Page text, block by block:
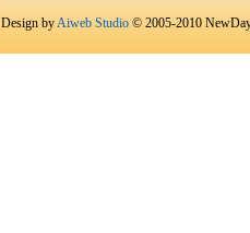
Design byAiweb Studio © 2005-2010